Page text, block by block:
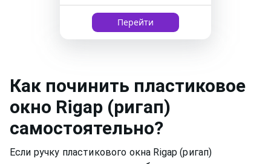
Перейти
Как починить пластиковое
окно Rigap (ригап)
самостоятельно?
Если ручку пластикового окна Rigap (ригап)